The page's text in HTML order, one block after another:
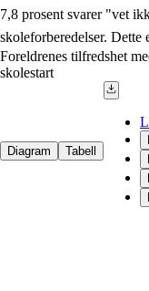
7,8 prosent svarer "vet
skoleforberedelser. Dette
Foreldrenes tilfredshet
skolestart
Diagram Tabell